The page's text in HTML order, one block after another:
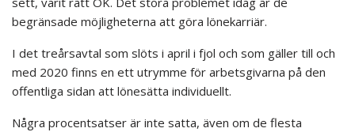
begränsade möjligheterna att göra lönekarriär.
I det treårsavtal som slöts i april i fjol och som gäller till och
med 2020 finns en ett utrymme för arbetsgivarna på den
offentliga sidan att lönesätta individuellt.
Några procentsatser är inte satta, även om de flesta